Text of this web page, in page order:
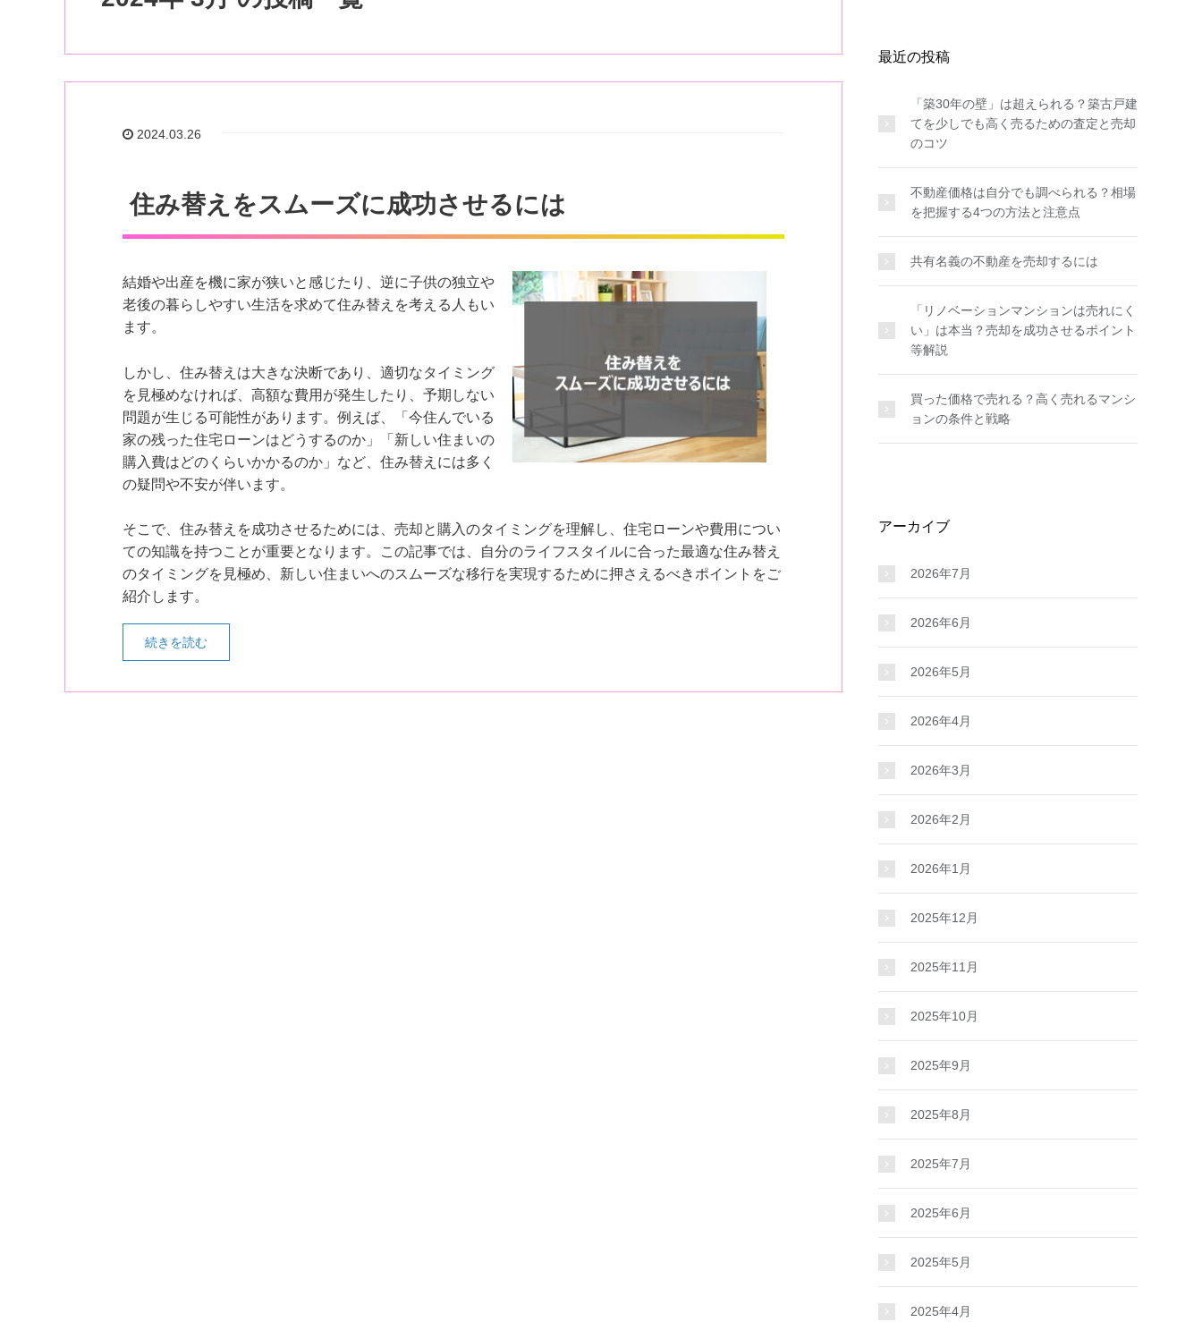
2024.03.26
住み替えをスムーズに成功させるには
結婚や出産を機に家が狭いと感じたり、逆に子供の独立や
老後の暮らしやすい生活を求めて住み替えを考える人もい
ます。
しかし、住み替えは大きな決断であり、適切なタイミング
を見極めなければ、高額な費用が発生したり、予期しない
問題が生じる可能性があります。例えば、「今住んでいる
家の残った住宅ローンはどうするのか」「新しい住まいの
購入費はどのくらいかかるのか」など、住み替えには多く
の疑問や不安が伴います。
そこで、住み替えを成功させるためには、売却と購入のタイミングを理解し、住宅ローンや費用につい
ての知識を持つことが重要となります。この記事では、自分のライフスタイルに合った最適な住み替え
のタイミングを見極め、新しい住まいへのスムーズな移行を実現するために押さえるべきポイントをご
紹介します。
続きを読む
最近の投稿
「築30年の壁」は超えられる？築古戸建
てを少しでも高く売るための査定と売却
のコツ
不動産価格は自分でも調べられる？相場
を把握する4つの方法と注意点
共有名義の不動産を売却するには
「リノベーションマンションは売れにく
い」は本当？売却を成功させるポイント
等解説
買った価格で売れる？高く売れるマンシ
ョンの条件と戦略
アーカイブ
2026年7月
2026年6月
2026年5月
2026年4月
2026年3月
2026年2月
2026年1月
2025年12月
2025年11月
2025年10月
2025年9月
2025年8月
2025年7月
2025年6月
2025年5月
2025年4月